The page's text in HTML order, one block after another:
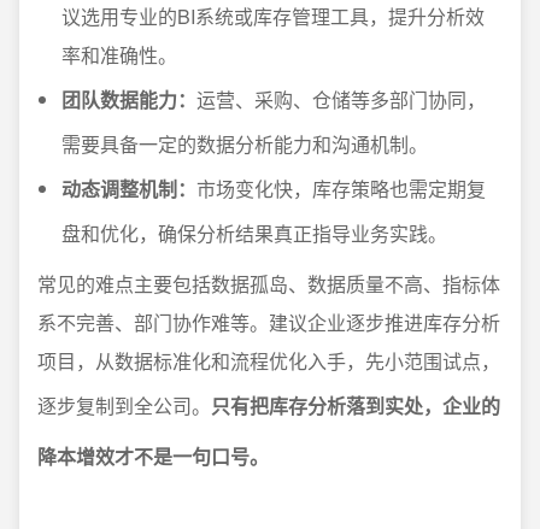
议选用专业的BI系统或库存管理工具，提升分析效
率和准确性。
团队数据能力： 运营、采购、仓储等多部门协同，
需要具备一定的数据分析能力和沟通机制。
动态调整机制： 市场变化快，库存策略也需定期复
盘和优化，确保分析结果真正指导业务实践。
常见的难点主要包括数据孤岛、数据质量不高、指标体
系不完善、部门协作难等。建议企业逐步推进库存分析
项目，从数据标准化和流程优化入手，先小范围试点，
逐步复制到全公司。 只有把库存分析落到实处，企业的
降本增效才不是一句口号。